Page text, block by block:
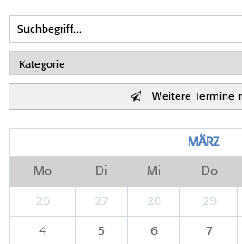
Weitere Termine
MÄRZ
Mo Di Mi Do
26 27 28 29
4 5 6 7